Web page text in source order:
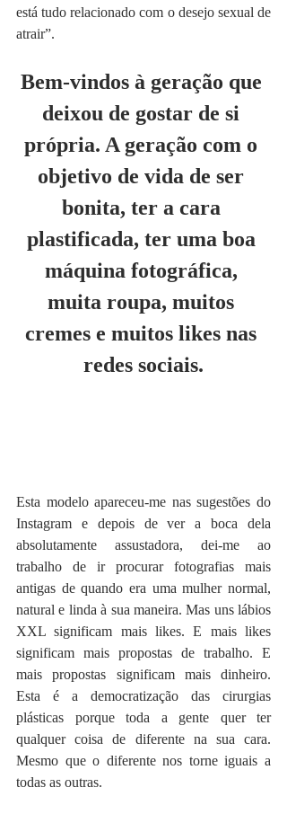
está tudo relacionado com o desejo sexual de
atrair”.
Bem-vindos à geração que
deixou de gostar de si
própria. A geração com o
objetivo de vida de ser
bonita, ter a cara
plastificada, ter uma boa
máquina fotográfica,
muita roupa, muitos
cremes e muitos likes nas
redes sociais.
Esta modelo apareceu-me nas sugestões do
Instagram e depois de ver a boca dela
absolutamente assustadora, dei-me ao
trabalho de ir procurar fotografias mais
antigas de quando era uma mulher normal,
natural e linda à sua maneira. Mas uns lábios
XXL significam mais likes. E mais likes
significam mais propostas de trabalho. E
mais propostas significam mais dinheiro.
Esta é a democratização das cirurgias
plásticas porque toda a gente quer ter
qualquer coisa de diferente na sua cara.
Mesmo que o diferente nos torne iguais a
todas as outras.